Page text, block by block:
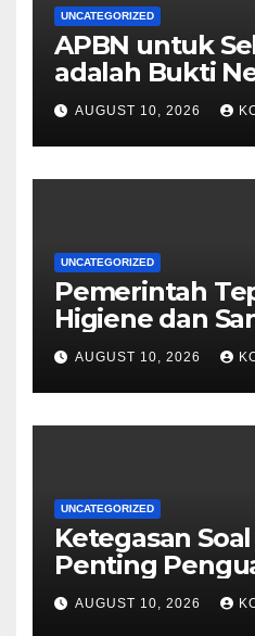
UNCATEGORIZED
APBN untuk
adalah Bukti
Berpihak pada
Sosial
AUGUST 10, 2026
UNCATEGORIZED
Pemerintah
Higiene dan
Syarat Mutlak
AUGUST 10, 2026
UNCATEGORIZED
Ketegasan
Penting
Kelola
Bergizi Gratis
AUGUST 10, 2026